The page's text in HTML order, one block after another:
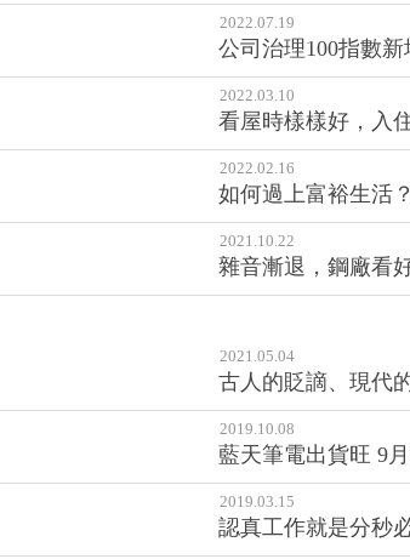
2022.07.19
公司治理100指數
2022.03.10
看屋時樣樣好，入
2022.02.16
如何過上富裕生活
2021.10.22
雜音漸退，鋼廠看
2021.05.04
古人的貶謫、現代
2019.10.08
藍天筆電出貨旺 9
2019.03.15
認真工作就是分秒